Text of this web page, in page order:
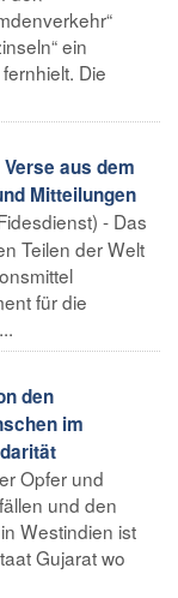
ein
Die
aus dem
Mitteilungen
- Das
Teilen der Welt
für die
den
im
Opfer und
und den
Westindien ist
Gujarat wo